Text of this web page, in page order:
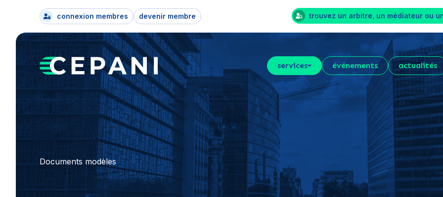
connexion membres devenir membre trouvez un arbitre, un médiateur ou
services événements actualités
Documents modèles